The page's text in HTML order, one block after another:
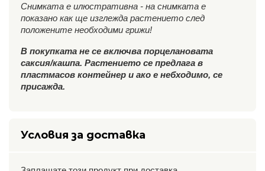
Снимката е илюстративна - на снимката е
показано как ще изглежда растението след
положените необходими грижи!
В покупката не се включва порцелановата
саксия/кашпа. Растението се предлага в
пластмасов контейнер и ако е небходимо, се
присажда.
Условия за доставка